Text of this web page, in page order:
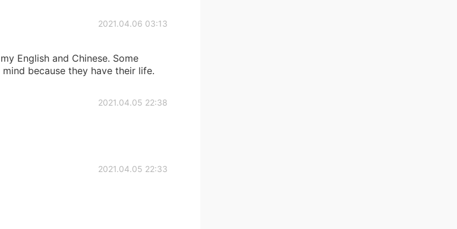
2021.04.06 03:13
English and Chinese. Some
because they have their life.
2021.04.05 22:38
2021.04.05 22:33